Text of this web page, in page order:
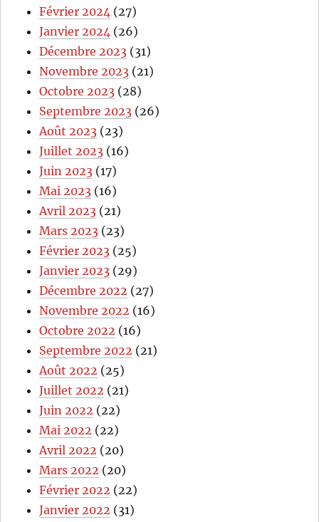
Février 2024 (27)
Janvier 2024 (26)
Décembre 2023 (31)
Novembre 2023 (21)
Octobre 2023 (28)
Septembre 2023 (26)
Août 2023 (23)
Juillet 2023 (16)
Juin 2023 (17)
Mai 2023 (16)
Avril 2023 (21)
Mars 2023 (23)
Février 2023 (25)
Janvier 2023 (29)
Décembre 2022 (27)
Novembre 2022 (16)
Octobre 2022 (16)
Septembre 2022 (21)
Août 2022 (25)
Juillet 2022 (21)
Juin 2022 (22)
Mai 2022 (22)
Avril 2022 (20)
Mars 2022 (20)
Février 2022 (22)
Janvier 2022 (31)